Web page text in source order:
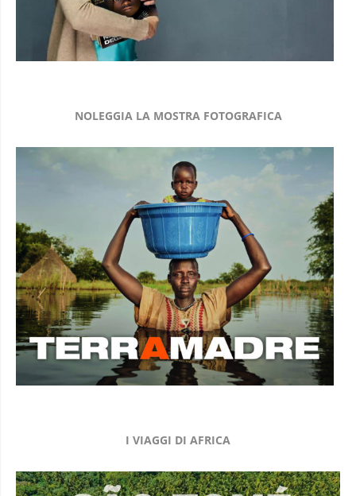
NOLEGGIA LA MOSTRA FOTOGRAFICA
I VIAGGI DI AFRICA